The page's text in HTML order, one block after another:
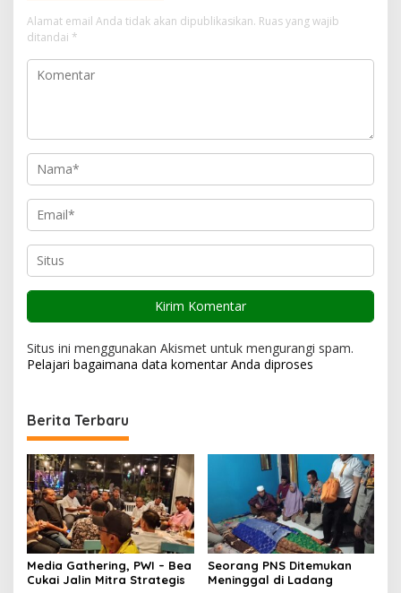
i
p
o
Alamat email Anda tidak akan dipublikasikan. Ruas yang wajib
ditandai *
Situs ini menggunakan Akismet untuk mengurangi spam.
Pelajari bagaimana data komentar Anda diproses
Berita Terbaru
Media Gathering, PWI – Bea
Cukai Jalin Mitra Strategis
Seorang PNS Ditemukan
Meninggal di Ladang